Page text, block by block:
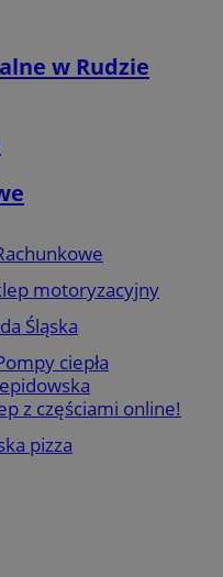
w Rudzie
motoryzacyjny
Śląska
ciepła
z częściami online!
pizza